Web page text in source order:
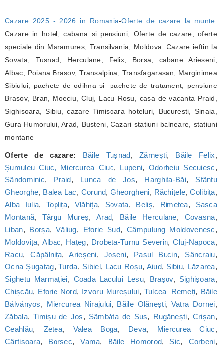
Cazare 2025 - 2026 in Romania-Oferte de cazare la munte
Cazare in hotel, cabana si pensiuni, Oferte de cazare, oferte
speciale din Maramures, Transilvania, Moldova. Cazare ieftin la
Sovata, Tusnad, Herculane, Felix, Borsa, cabane Arieseni,
Albac, Poiana Brasov, Transalpina, Transfagarasan, Marginimea
Sibiului, pachete de odihna si pachete de tratament, pensiune
Brasov, Bran, Moeciu, Cluj, Lacu Rosu, casa de vacanta Praid,
Sighisoara, Sibiu, cazare Timisoara hoteluri, Bucuresti, Sinaia,
Gura Humorului, Arad, Busteni, Cazari statiuni balneare, statiuni
montane
Oferte de cazare: Băile Tușnad,Zărnești, Băile Felix,
Șumuleu Ciuc, Miercurea Ciuc, Lupeni, Odorheiu Secuiesc,
Sândominic, Praid, Lunca de Jos, Harghita-Băi, Sfântu
Gheorghe, Balea Lac, Corund, Gheorgheni, Răchițele,Colibița,
Alba Iulia, Toplița, Vlăhița, Sovata, Beliș, Rimetea, Sasca
Montană, Târgu Mureș,Arad, Băile Herculane, Covasna,
Liban, Borșa, Văliug, Eforie Sud,Câmpulung Moldovenesc,
Moldovița, Albac, Hațeg, Drobeta-Turnu Severin,Cluj-Napoca,
Racu,Căpâlnița,Arieșeni,Joseni, Pasul Bucin, Sâncraiu,
Ocna Șugatag,Turda, Sibiel, Lacu Roșu, Aiud, Sibiu, Lăzarea,
Sighetu Marmației, Coada Lacului Lesu, Brașov, Sighișoara,
Chișcău, Eforie Nord, Izvoru Mureșului, Tulcea, Remeți, Băile
Bálványos, Miercurea Nirajului, Băile Olănești, Vatra Dornei,
Zăbala,Timișu de Jos, Sâmbăta de Sus, Rugănești, Crișan,
Ceahlău, Zetea, Valea Boga, Deva, Miercurea Ciuc,
Cârțișoara, Borsec,Vama, Băile Homorod, Sic, Corbeni,